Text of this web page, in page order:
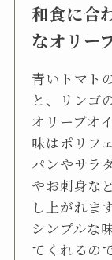
和食に合
なオリー
青いトマト
と、リンゴ
オリーブオイ
味はポリフ
パンやサラ
やお刺身な
し上がれます
シンプルな
てくれるの